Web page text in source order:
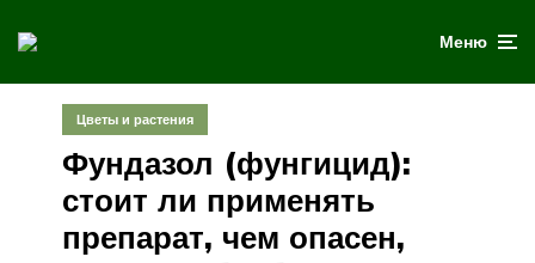
Меню
Цветы и растения
Фундазол (фунгицид):
стоит ли применять
препарат, чем опасен,